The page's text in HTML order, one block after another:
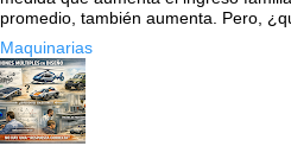
promedio, también aumenta. Pero,
Maquinarias